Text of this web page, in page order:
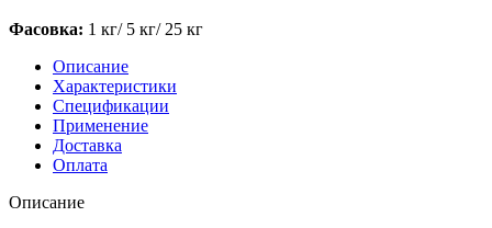
Фасовка: 1 кг/ 5 кг/ 25 кг
Описание
Характеристики
Спецификации
Применение
Доставка
Оплата
Описание